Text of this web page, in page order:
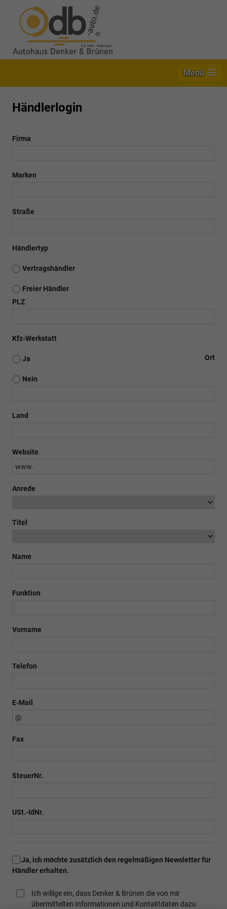
Menü
Händlerlogin
Firma
Marken
Straße
Händlertyp
Vertragshändler
Freier Händler
PLZ
Kfz-Werkstatt
Ja
Nein
Ort
Land
Website
Anrede
Titel
Name
Funktion
Vorname
Telefon
E-Mail
Fax
SteuerNr.
USt.-IdNr.
Ja, ich möchte zusätzlich den regelmäßigen Newsletter für
Händler erhalten.
Ich willige ein, dass Denker & Brünen die von mir
übermittelten Informationen und Kontaktdaten dazu